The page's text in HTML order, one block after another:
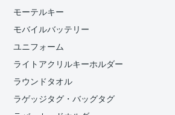
モーテルキー
モバイルバッテリー
ユニフォーム
ライトアクリルキーホルダー
ラウンドタオル
ラゲッジタグ・バッグタグ